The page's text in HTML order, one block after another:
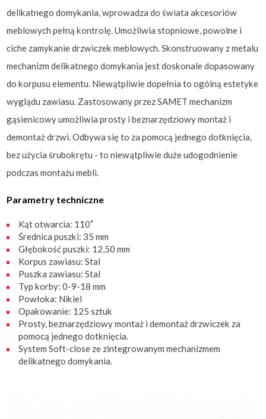
delikatnego domykania, wprowadza do świata akcesoriów
meblowych pełną kontrolę. Umożliwia stopniowe, powolne i
ciche zamykanie drzwiczek meblowych. Skonstruowany z metalu
mechanizm delikatnego domykania jest doskonale dopasowany
do korpusu elementu. Niewątpliwie dopełnia to ogólną estetyke
wyglądu zawiasu. Zastosowany przez SAMET mechanizm
gąsienicowy umożliwia prosty i beznarzędziowy montaż i
demontaż drzwi. Odbywa się to za pomocą jednego dotknięcia,
bez użycia śrubokrętu - to niewątpliwie duże udogodnienie
podczas montażu mebli.
Parametry techniczne
Kąt otwarcia: 110˚
Średnica puszki: 35 mm
Głębokość puszki: 12,50 mm
Korpus zawiasu: Stal
Puszka zawiasu: Stal
Typ korby: 0-9-18 mm
Powłoka: Nikiel
Opakowanie: 125 sztuk
Prosty, beznarzędziowy montaż i demontaż drzwiczek za
pomocą jednego dotknięcia.
System Soft-close ze zintegrowanym mechanizmem
delikatnego domykania.